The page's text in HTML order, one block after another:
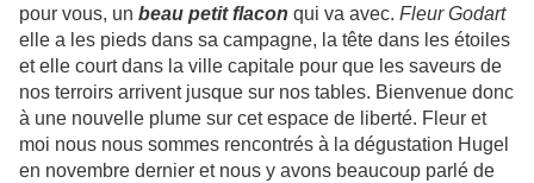
pour vous, un beau petit flacon qui va avec. Fleur Godart
elle a les pieds dans sa campagne, la tête dans les étoiles
et elle court dans la ville capitale pour que les saveurs de
nos terroirs arrivent jusque sur nos tables. Bienvenue donc
à une nouvelle plume sur cet espace de liberté. Fleur et
moi nous nous sommes rencontrés à la dégustation Hugel
en novembre dernier et nous y avons beaucoup parlé de